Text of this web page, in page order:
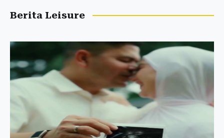
Berita Leisure